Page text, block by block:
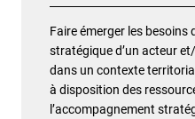
Faire émerger les besoins
stratégique d’un acteur
dans un contexte
à disposition des
l’accompagnement